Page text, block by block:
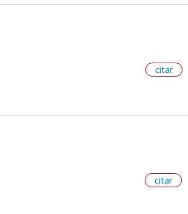
citar
citar